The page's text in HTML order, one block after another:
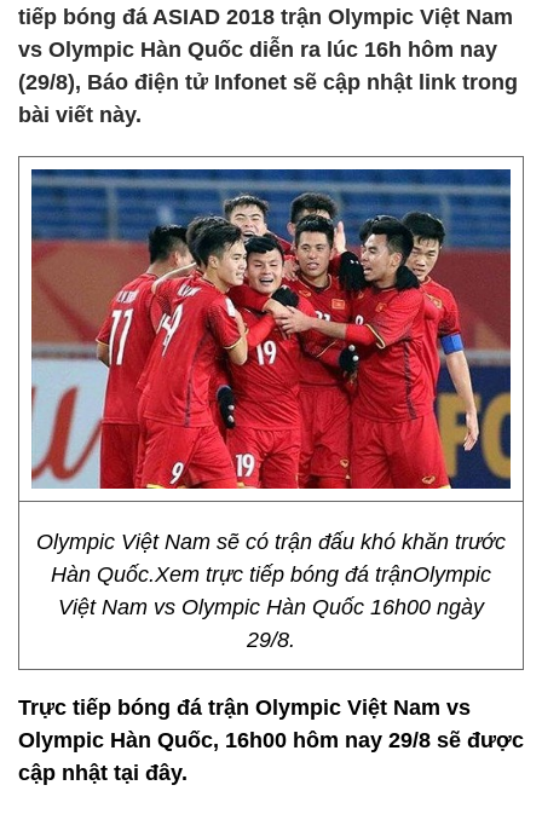
tiếp bóng đá ASIAD 2018 trận Olympic Việt Nam
vs Olympic Hàn Quốc diễn ra lúc 16h hôm nay
(29/8), Báo điện tử Infonet sẽ cập nhật link trong
bài viết này.
Olympic Việt Nam sẽ có trận đấu khó khăn trước
Hàn Quốc.Xem trực tiếp bóng đá trậnOlympic
Việt Nam vs Olympic Hàn Quốc 16h00 ngày
29/8.
Trực tiếp bóng đá trận Olympic Việt Nam vs
Olympic Hàn Quốc, 16h00 hôm nay 29/8 sẽ được
cập nhật tại đây.